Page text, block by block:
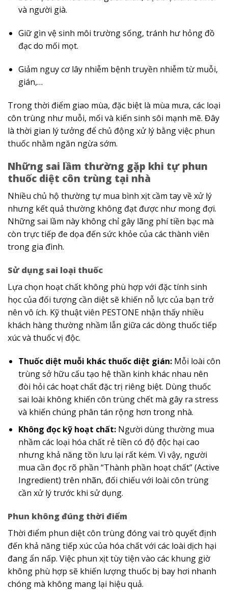
và người già.
Giữ gìn vệ sinh môi trường sống, tránh hư hỏng đồ
đạc do mối mọt.
Giảm nguy cơ lây nhiễm bệnh truyền nhiễm từ muỗi,
gián,…
Trong thời điểm giao mùa, đặc biệt là mùa mưa, các loại
côn trùng như muỗi, mối và kiến sinh sôi mạnh mẽ. Đây
là thời gian lý tưởng để chủ động xử lý bằng việc phun
thuốc nhằm ngăn ngừa sớm.
Những sai lầm thường gặp khi tự phun
thuốc diệt côn trùng tại nhà
Nhiều chủ hộ thường tự mua bình xịt cầm tay về xử lý
nhưng kết quả thường không đạt được như mong đợi.
Những sai lầm này không chỉ gây lãng phí tiền bạc mà
còn trực tiếp đe dọa đến sức khỏe của các thành viên
trong gia đình.
Sử dụng sai loại thuốc
Lựa chọn hoạt chất không phù hợp với đặc tính sinh
học của đối tượng cần diệt sẽ khiến nỗ lực của bạn trở
nên vô ích. Kỹ thuật viên PESTONE nhận thấy nhiều
khách hàng thường nhầm lẫn giữa các dòng thuốc tiếp
xúc và thuốc vị độc.
Thuốc diệt muỗi khác thuốc diệt gián:Mỗi loài côn
trùng sở hữu cấu tạo hệ thần kinh khác nhau nên
đòi hỏi các hoạt chất đặc trị riêng biệt. Dùng thuốc
sai loài không khiến côn trùng chết mà gây ra stress
và khiến chúng phân tán rộng hơn trong nhà.
Không đọc kỹ hoạt chất:Người dùng thường mua
nhầm các loại hóa chất rẻ tiền có độ độc hại cao
nhưng khả năng tồn lưu lại rất kém. Vì vậy, người
mua cần đọc rõ phần “Thành phần hoạt chất” (Active
Ingredient) trên nhãn, đối chiếu với loài côn trùng
cần xử lý trước khi sử dụng.
Phun không đúng thời điểm
Thời điểm phun diệt côn trùng đóng vai trò quyết định
đến khả năng tiếp xúc của hóa chất với các loài dịch hại
đang ẩn nấp. Việc phun xịt tùy tiện vào các khung giờ
không phù hợp sẽ khiến lượng thuốc bị bay hơi nhanh
chóng mà không mang lại hiệu quả.